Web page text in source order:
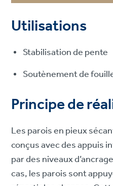
Utilisations
Stabilisation de pente
Soutènement de
Principe de
Les parois en pieux
conçus avec des appuis
par des niveaux
cas, les parois sont